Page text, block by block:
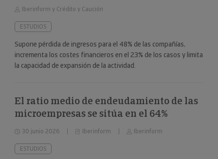
Iberinform y Crédito y Caución
ESTUDIOS
Supone pérdida de ingresos para el 48% de las compañías,
incrementa los costes financieros en el 23% de los casos y limita
la capacidad de expansión de la actividad.
El ratio medio de endeudamiento de las
microempresas se sitúa en el 64%
30 junio 2026 Iberinform Iberinform
ESTUDIOS